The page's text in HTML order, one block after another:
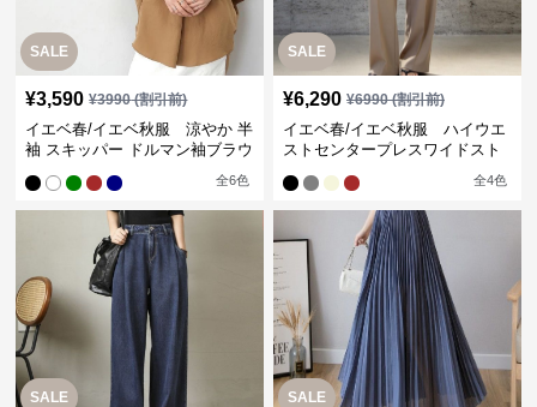
SALE
¥3,590 ¥3990(割引前)
イエベ春/イエベ秋服 涼やか 半
袖 スキッパー ドルマン袖ブラウ
全6色
SALE
¥6,290 ¥6990(割引前)
イエベ春/イエベ秋服 ハイウエ
ストセンタープレスワイドスト
全4色
SALE SALE